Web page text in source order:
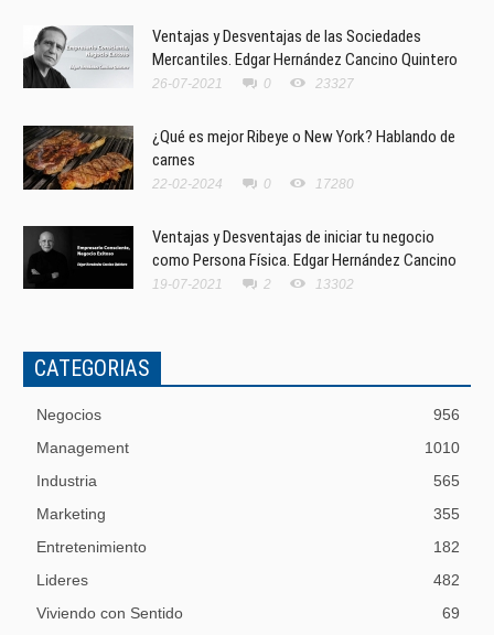
Ventajas y Desventajas de las Sociedades
Mercantiles. Edgar Hernández Cancino Quintero
26-07-2021 0 23327
¿Qué es mejor Ribeye o New York? Hablando de
carnes
22-02-2024 0 17280
Ventajas y Desventajas de iniciar tu negocio
como Persona Física. Edgar Hernández Cancino
19-07-2021 2 13302
CATEGORIAS
Negocios
956
Management
1010
Industria
565
Marketing
355
Entretenimiento
182
Lideres
482
Viviendo con Sentido
69